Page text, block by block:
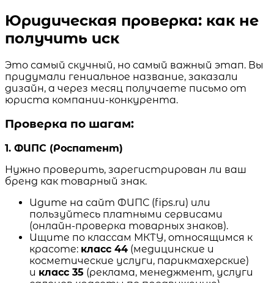
Юридическая проверка: как не
получить иск
Это самый скучный, но самый важный этап. Вы
придумали гениальное название, заказали
дизайн, а через месяц получаете письмо от
юриста компании-конкурента.
Проверка по шагам:
1. ФИПС (Роспатент)
Нужно проверить, зарегистрирован ли ваш
бренд как товарный знак.
Идите на сайт ФИПС (fips.ru) или
пользуйтесь платными сервисами
(онлайн-проверка товарных знаков).
Ищите по классам МКТУ, относящимся к
красоте: класс 44 (медицинские и
косметические услуги, парикмахерские)
и класс 35 (реклама, менеджмент, услуги